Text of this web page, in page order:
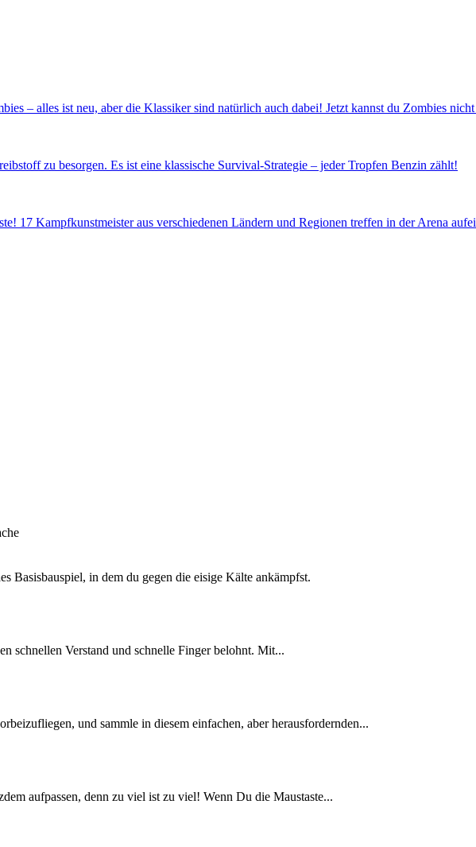
– alles ist neu, aber die Klassiker sind natürlich auch dabei! Jetzt kannst du Zombies
zu besorgen. Es ist eine klassische Survival-Strategie – jeder Tropfen Benzin zählt!
17 Kampfkunstmeister aus verschiedenen Ländern und Regionen treffen in der Arena
Basisbauspiel, in dem du gegen die eisige Kälte ankämpfst.
schnellen Verstand und schnelle Finger belohnt. Mit...
und sammle in diesem einfachen, aber herausfordernden...
aufpassen, denn zu viel ist zu viel! Wenn Du die Maustaste...